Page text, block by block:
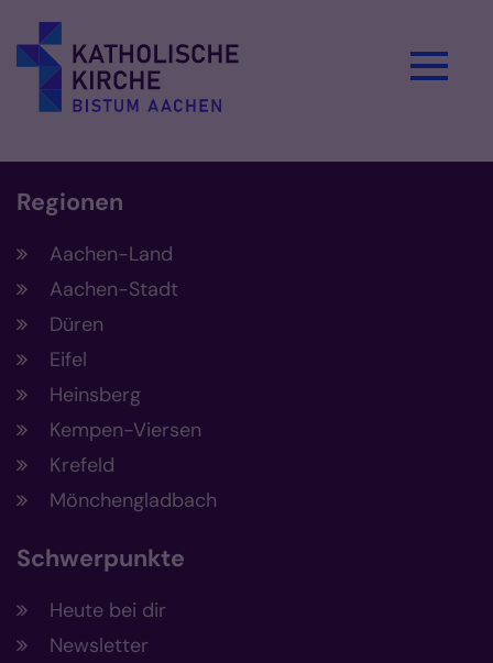
Regionen
Aachen-Land
Aachen-Stadt
Düren
Eifel
Heinsberg
Kempen-Viersen
Krefeld
Mönchengladbach
Schwerpunkte
Heute bei dir
Newsletter